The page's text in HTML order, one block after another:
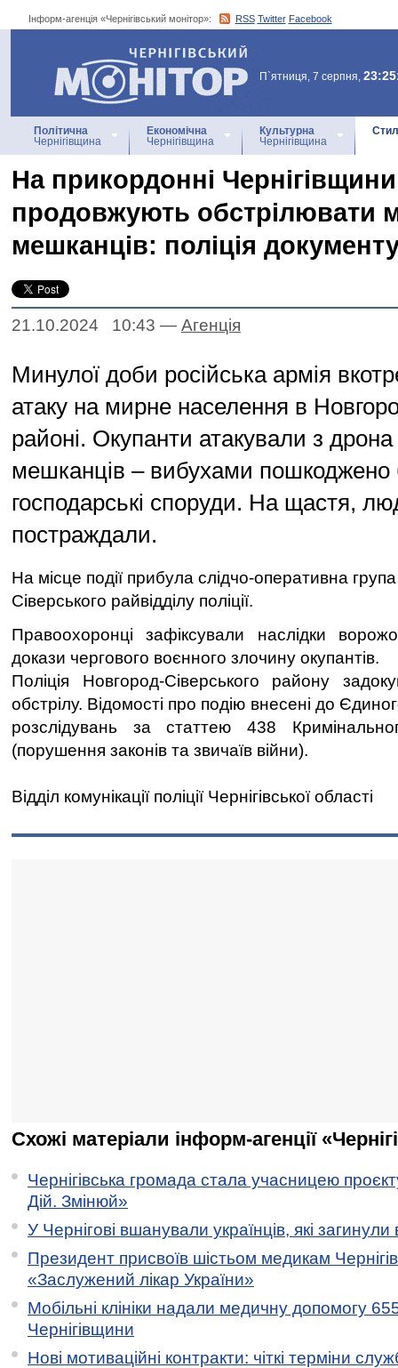
Інформ-агенція «Чернігівський монітор»: RSS Twitter Facebook
Інформ-агенція
«Чернігівський монітор»
П`ятниця, 7 серпня,
Політична
Чернігівщина
Економічна
Чернігівщина
Культурна
Чернігівщина
На прикордонні
продовжують обстрілювати
мешканців: поліція
21.10.2024 10:43 — Агенцiя
Минулої доби російська армія
атаку на мирне населення в
районі. Окупанти атакували з дрона
мешканців – вибухами пошкоджено
господарські споруди. На щастя,
постраждали.
На місце події прибула слідчо-оперативна
Сіверського райвідділу поліції.
Правоохоронці зафіксували наслідки
докази чергового воєнного злочину окупантів.
Поліція Новгород-Сіверського району
обстрілу. Відомості про подію внесені до
розслідувань за статтею 438
(порушення законів та звичаїв війни).
Відділ комунікації поліції Чернігівської області
Схожі матеріали інформ-агенції
Чернігівська громада стала учасницею
Дій. Змінюй»
У Чернігові вшанували українців, які загинули
Президент присвоїв шістьом медикам
«Заслужений лікар України»
Мобільні клініки надали медичну допомогу
Чернігівщини
Нові мотиваційні контракти: чіткі терміни